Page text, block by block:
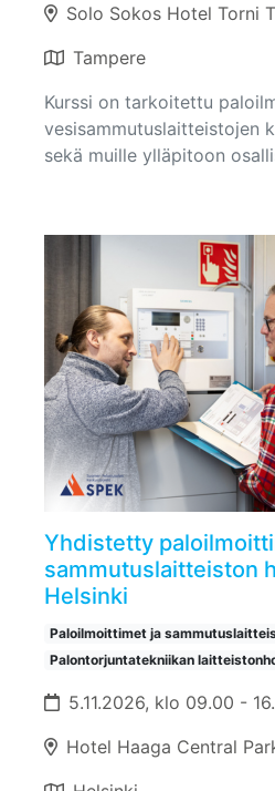
Solo Sokos Hotel Torni
Tampere
Kurssi on tarkoitettu
vesisammutuslaitteistojen
sekä muille ylläpitoon
Yhdistetty
sammutuslaitteiston
Helsinki
Paloilmoittimet ja
Palontorjuntatekniikan
5.11.2026, klo 09.00 -
Hotel Haaga Central